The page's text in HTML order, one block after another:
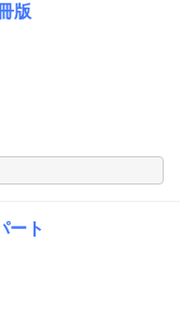
版
ート